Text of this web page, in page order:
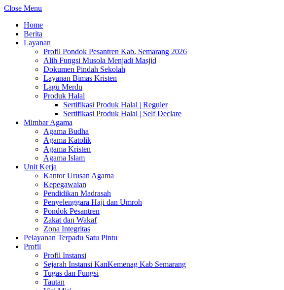
Close Menu
Home
Berita
Layanan
Profil Pondok Pesantren Kab. Semarang 2026
Alih Fungsi Musola Menjadi Masjid
Dokumen Pindah Sekolah
Layanan Bimas Kristen
Lagu Merdu
Produk Halal
Sertifikasi Produk Halal | Reguler
Sertifikasi Produk Halal | Self Declare
Mimbar Agama
Agama Budha
Agama Katolik
Agama Kristen
Agama Islam
Unit Kerja
Kantor Urusan Agama
Kepegawaian
Pendidikan Madrasah
Penyelenggara Haji dan Umroh
Pondok Pesantren
Zakat dan Wakaf
Zona Integritas
Pelayanan Terpadu Satu Pintu
Profil
Profil Instansi
Sejarah Instansi KanKemenag Kab Semarang
Tugas dan Fungsi
Tautan